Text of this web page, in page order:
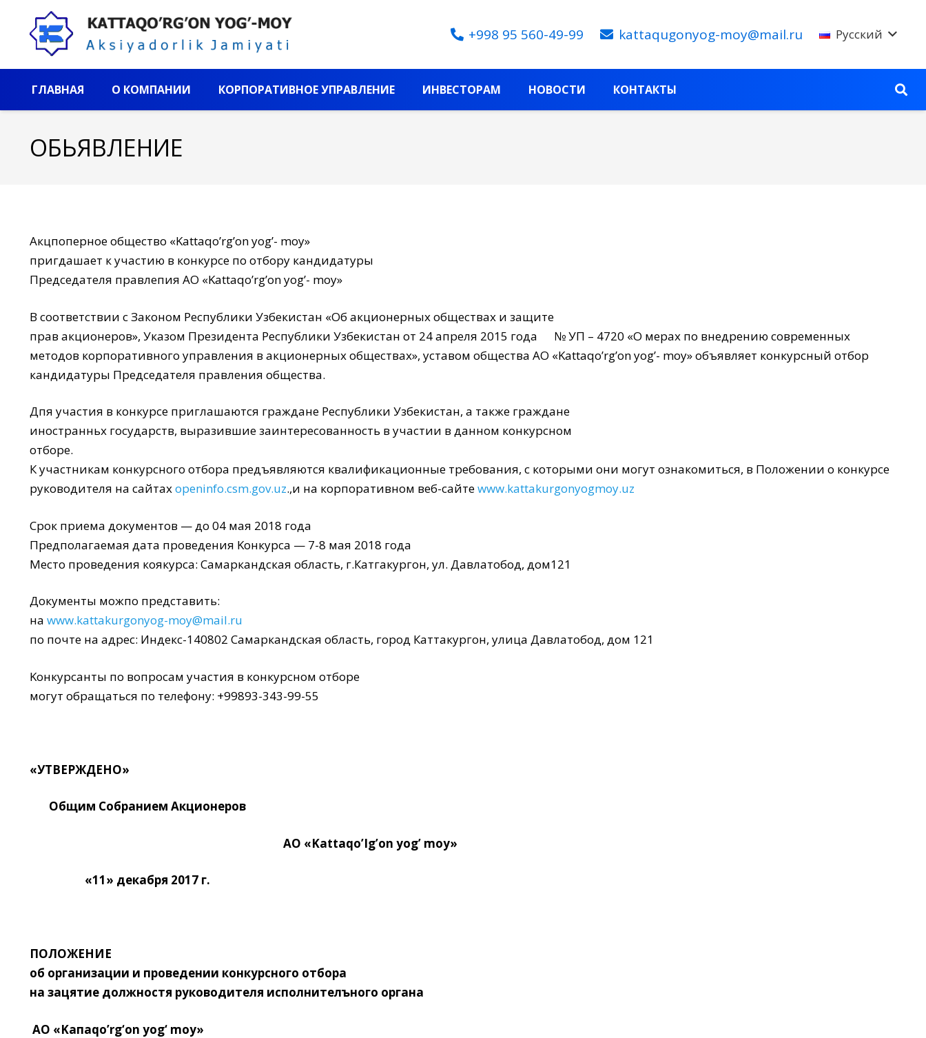
+998 95 560-49-99 kattaqugonyog-moy@mail.ru Русский
ГЛАВНАЯ О КОМПАНИИ КОРПОРАТИВНОЕ УПРАВЛЕНИЕ ИНВЕСТОРАМ НОВОСТИ КОНТАКТЫ
ОБЬЯВЛЕНИЕ
Акцпоперное общество «Kattaqo’rg’on yog’- moy»
пригдашает к участию в конкурсе по отбору кандидатуры
Председателя правлепия АО «Kattaqo’rg’on yog’- moy»
В соответствии с Законом Республики Узбекистан «Об акционерных обществах и защите
прав акционеров», Указом Президента Республики Узбекистан от 24 апреля 2015 года № УП – 4720 «О мерах по внедрению современных
методов корпоративного управления в акционерных обществах», уставом общества АО «Kattaqo’rg’on yog’- mоу» объявляет конкурсный отбор
кандидатуры Председателя правления общества.
Дпя участия в конкурсе приглашаются граждане Республики Узбекистан, а также граждане
иностранньх государств, выразившие заинтересованность в участии в данном конкурсном
отборе.
К участникам конкурсного отбора предъявляются квалификационные требования, с которыми они могут ознакомиться, в Положении о конкурсе
руководителя на сайтахopeninfo.csm.gov.uz.,и на корпоративном веб-сайтеwww.kattakurgonyogmoy.uz
Срок приема документов — до 04 мая 2018 года
Предполагаемая дата проведения Koнкypca — 7-8 мая 2018 года
Место проведения коякурса: Самаркaндская область, г.Катгакургон, ул. Давлатобод, дом121
Документы можпо предстaвить:
на www.kattakurgonyog-moy@mail.ru
по почте на адрес: Индекс-140802 Самаркандская область, город Каттакургон, улица Давлатобод, дом 121
Koнкypcaнты по вопросам участия в конкурсном отборе
могут обращаться по телефону: +99893-343-99-55
«УТВЕРЖДЕНО»
Общим Собранием Акционеров
АО «Kattaqo’Ig’on yog’ mоу»
«11» декабря 2017 г.
ПОЛОЖЕНИЕ
об организации и проведении конкурсного отбора
на зацятие должностя руководителя исполнителъного органа
АО «Kaпaqo’rg‘on yog‘ moy»